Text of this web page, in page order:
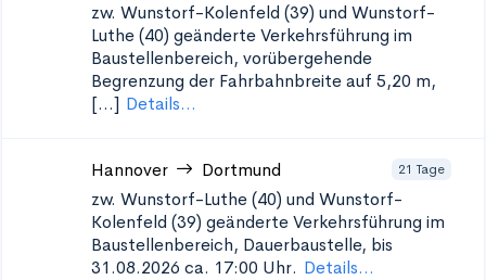
zw. Wunstorf-Kolenfeld (39) und Wunstorf-
Luthe (40) geänderte Verkehrsführung im
Baustellenbereich, vorübergehende
Begrenzung der Fahrbahnbreite auf 5,20 m,
[...] Details...
Hannover Dortmund 21 Tage
zw. Wunstorf-Luthe (40) und Wunstorf-
Kolenfeld (39) geänderte Verkehrsführung im
Baustellenbereich, Dauerbaustelle, bis
31.08.2026 ca. 17:00 Uhr. Details...